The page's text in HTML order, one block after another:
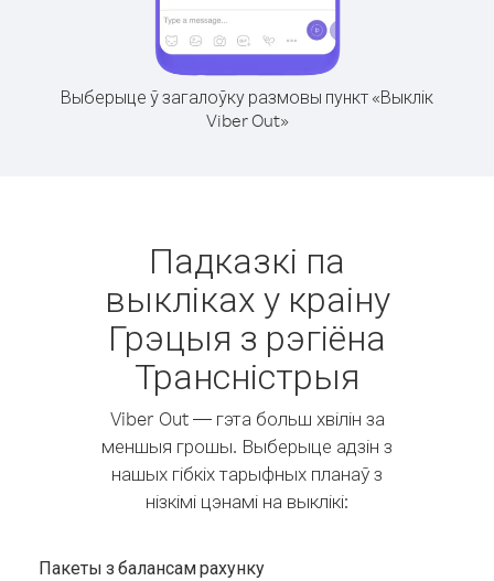
Выберыце ў загалоўку размовы пункт «Выклік
Viber Out»
Падказкі па
выкліках у краіну
Грэцыя з рэгіёна
Трансністрыя
Viber Out — гэта больш хвілін за
меншыя грошы. Выберыце адзін з
нашых гібкіх тарыфных планаў з
нізкімі цэнамі на выклікі:
Пакеты з балансам рахунку